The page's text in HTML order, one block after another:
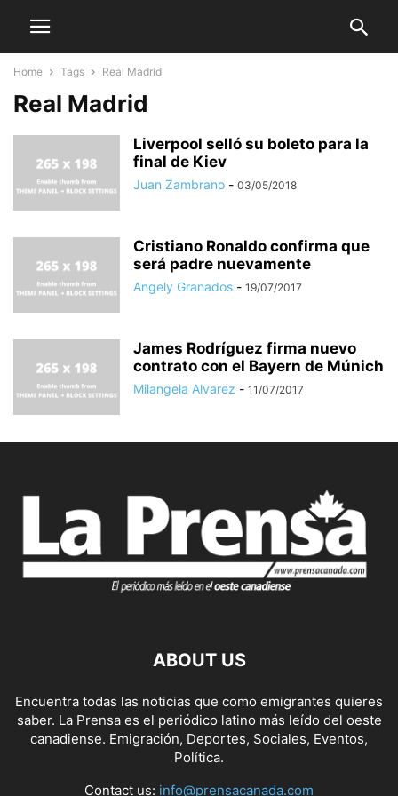
Home Tags Real Madrid
Real Madrid
Liverpool selló su boleto para la
final de Kiev
Juan Zambrano - 03/05/2018
Cristiano Ronaldo confirma que
será padre nuevamente
Angely Granados - 19/07/2017
James Rodríguez firma nuevo
contrato con el Bayern de Múnich
Milangela Alvarez - 11/07/2017
ABOUT US
Encuentra todas las noticias que como emigrantes quieres
saber. La Prensa es el periódico latino más leído del oeste
canadiense. Emigración, Deportes, Sociales, Eventos,
Política.
Contact us: info@prensacanada.com